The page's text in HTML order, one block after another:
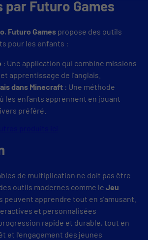
par Futuro Games
, Futuro Games propose des outils
pour les enfants :
: Une application qui combine missions
apprentissage de l’anglais.
dans Minecraft : Une méthode
les enfants apprennent en jouant
préféré.
de multiplication ne doit pas être
outils modernes comme le Jeu
peuvent apprendre tout en s’amusant.
et personnalisées
rapide et durable, tout en
et l’engagement des jeunes